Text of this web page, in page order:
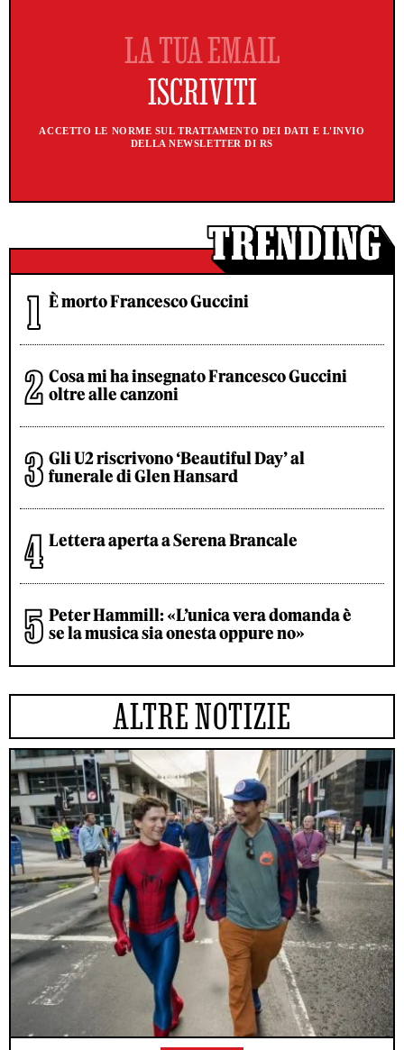
ACCETTO LE NORME SUL TRATTAMENTO DEI DATI E L'INVIO
DELLA NEWSLETTER DI RS
È morto Francesco Guccini
Cosa mi ha insegnato Francesco Guccini
oltre alle canzoni
Gli U2 riscrivono ‘Beautiful Day’ al
funerale di Glen Hansard
Lettera aperta a Serena Brancale
Peter Hammill: «L’unica vera domanda è
se la musica sia onesta oppure no»
ALTRE NOTIZIE